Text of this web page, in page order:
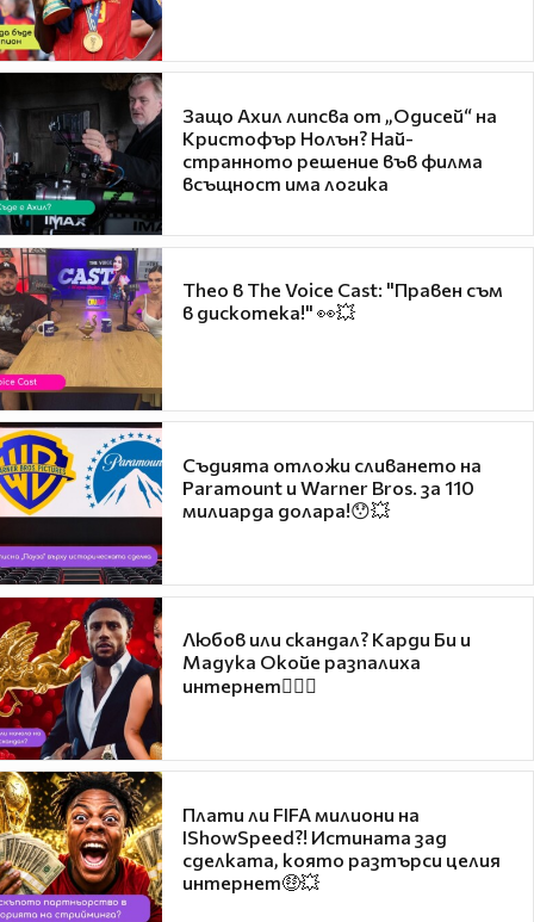
Защо Ахил липсва от „Одисей“ на
Кристофър Нолън? Най-
странното решение във филма
всъщност има логика
Theo в The Voice Cast: "Правен съм
в дискотека!" 👀💥
Съдията отложи сливането на
Paramount и Warner Bros. за 110
милиарда долара!😯💥
Любов или скандал? Карди Би и
Мадука Окойе разпалиха
интернет❤️‍🔥🔥
Плати ли FIFA милиони на
IShowSpeed?! Истината зад
сделката, която разтърси целия
интернет🤑💥